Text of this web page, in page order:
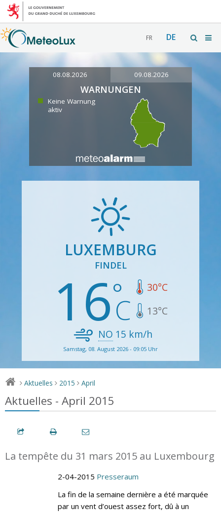
FR DE
08.08.2026 09.08.2026
WARNUNGEN
Keine Warnung
aktiv
LUXEMBURG
FINDEL
16 30°C
13°C
NO 15 km/h
Samstag, 08. August 2026 - 09:05 Uhr
> Aktuelles > 2015 > April
Aktuelles - April 2015
La tempête du 31 mars 2015 au Luxembourg
2-04-2015 Presseraum
La fin de la semaine dernière a été marquée
par un vent d’ouest assez fort, dû à un